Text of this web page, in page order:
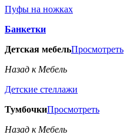
Пуфы на ножках
Банкетки
Детская мебельПросмотреть
Назад к Мебель
Детские стеллажи
ТумбочкиПросмотреть
Назад к Мебель